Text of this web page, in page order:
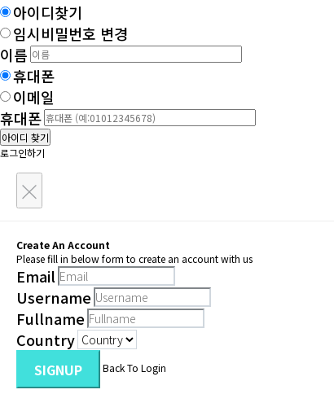
아이디찾기
임시비밀번호 변경
이름
휴대폰
이메일
휴대폰
아이디 찾기
로그인하기
×
Create An Account
Please fill in below form to create an account with us
Email
Username
Fullname
Country
SIGNUP Back To Login